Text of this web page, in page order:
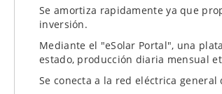
Se amortiza rapidamente ya que
inversión.
Mediante el "eSolar Portal", una
estado, producción diaria mensual
Se conecta a la red eléctrica general